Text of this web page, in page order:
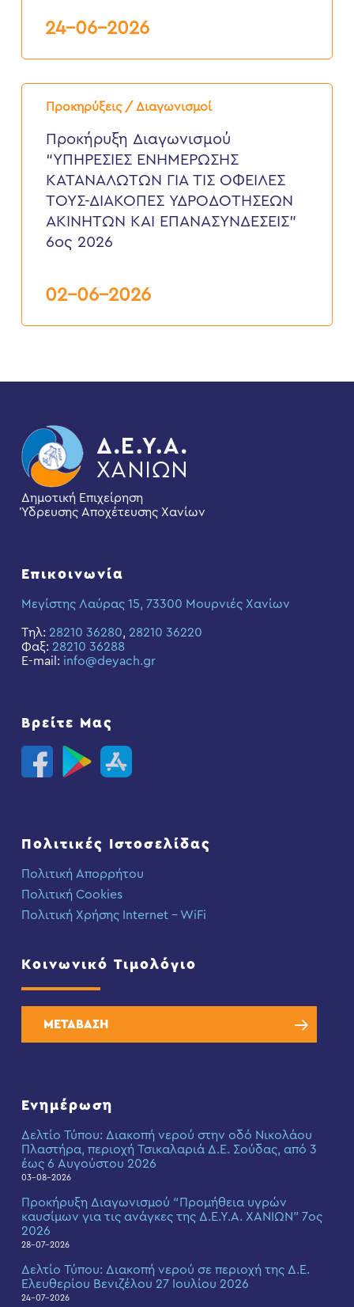
24-06-2026
Προκηρύξεις / Διαγωνισμοί
Προκήρυξη
Διαγωνισμού
ΕΝΗΜΕΡΩΣΗΣ
ΚΑΤΑΝΑΛΩΤΩΝ
ΟΦΕΙΛΕΣ
ΤΟΥΣ-
ΔΙΑΚΟΠΕΣ
ΑΚΙΝΗΤΩΝ
2026
Προκήρυξη Διαγωνισμού
“ΥΠΗΡΕΣΙΕΣ ΕΝΗΜΕΡΩΣΗΣ
ΚΑΤΑΝΑΛΩΤΩΝ ΓΙΑ ΤΙΣ ΟΦΕΙΛΕΣ
ΤΟΥΣ-ΔΙΑΚΟΠΕΣ ΥΔΡΟΔΟΤΗΣΕΩΝ
ΑΚΙΝΗΤΩΝ ΚΑΙ ΕΠΑΝΑΣΥΝΔΕΣΕΙΣ”
6ος 2026
02-06-2026
Δημοτική Επιχείρηση
Ύδρευσης Αποχέτευσης Χανίων
Επικοινωνία
Μεγίστης Λαύρας 15, 73300 Μουρνιές Χανίων
Τηλ: 28210 36280, 28210 36220
Φαξ: 28210 36288
E-mail: info@deyach.gr
Βρείτε Μας
Πολιτικές Ιστοσελίδας
Πολιτική Απορρήτου
Πολιτική Cookies
Πολιτική Χρήσης Internet – WiFi
Κοινωνικό Τιμολόγιο
ΜΕΤΑΒΑΣΗ
Ενημέρωση
Δελτίο Τύπου: Διακοπή νερού στην οδό Νικολάου
Πλαστήρα, περιοχή Τσικαλαριά Δ.Ε. Σούδας, από 3
έως 6 Αυγούστου 2026
03-08-2026
Προκήρυξη Διαγωνισμού “Προμήθεια υγρών
καυσίμων για τις ανάγκες της Δ.Ε.Υ.Α. ΧΑΝΙΩΝ” 7ος
2026
28-07-2026
Δελτίο Τύπου: Διακοπή νερού σε περιοχή της Δ.Ε.
Ελευθερίου Βενιζέλου 27 Ιουλίου 2026
24-07-2026